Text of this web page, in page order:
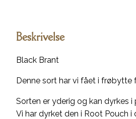
Beskrivelse
Black Brant
Denne sort har vi fået i frøbytte
Sorten er yderig og kan dyrkes i
Vi har dyrket den i Root Pouch i